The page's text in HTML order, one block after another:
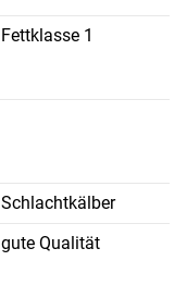
Fettklasse 1
Schlachtkälber
gute Qualität